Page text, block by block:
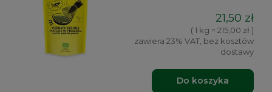
21,50 zł
( 1 kg = 215,00 zł )
zawiera 23% VAT, bez kosztów
dostawy
Do koszyka